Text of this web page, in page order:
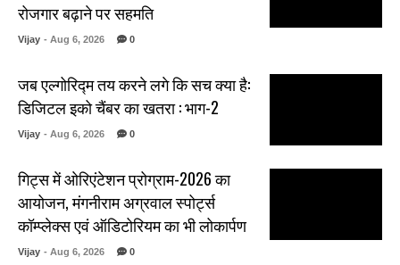
रोजगार बढ़ाने पर सहमति
Vijay - Aug 6, 2026 0
जब एल्गोरिद्म तय करने लगे कि सच क्या है:
डिजिटल इको चैंबर का खतरा : भाग-2
Vijay - Aug 6, 2026 0
गिट्स में ओरिएंटेशन प्रोग्राम-2026 का
आयोजन, मंगनीराम अग्रवाल स्पोर्ट्स
कॉम्प्लेक्स एवं ऑडिटोरियम का भी लोकार्पण
Vijay - Aug 6, 2026 0